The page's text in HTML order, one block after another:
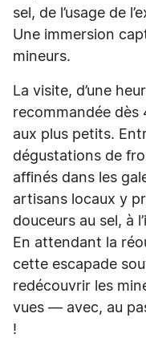
sel, de l’usage de
Une immersion
mineurs.
La visite, d’une
recommandée dès
aux plus petits.
dégustations de
affinés dans les
artisans locaux y
douceurs au sel, à
En attendant la
cette escapade
redécouvrir les
vues — avec, au
!